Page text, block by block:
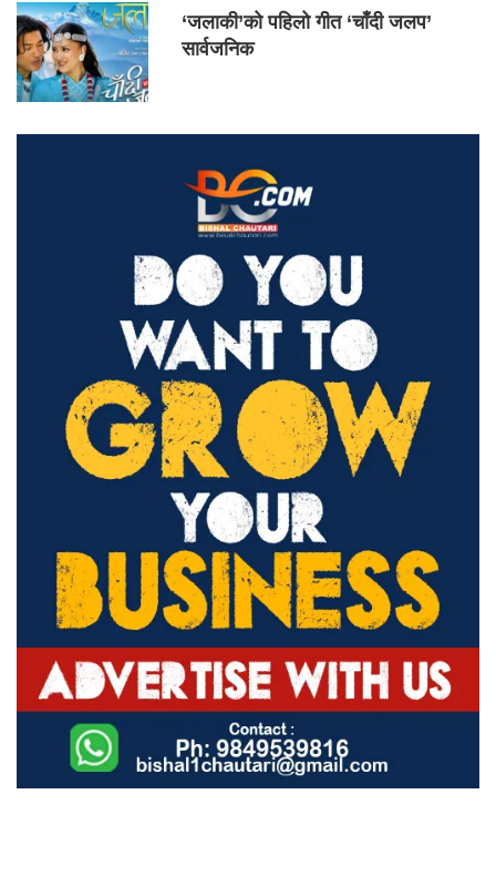
‘जलाकी’को पहिलो गीत ‘चाँदी जलप’
सार्वजनिक